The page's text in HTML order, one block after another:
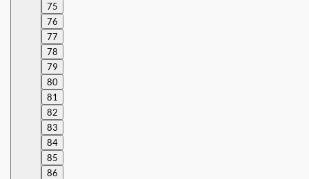
75
76
77
78
79
80
81
82
83
84
85
86